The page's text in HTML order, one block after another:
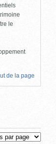
le
de la page